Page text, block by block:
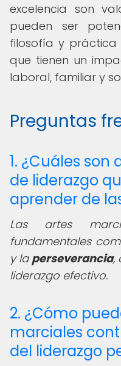
excelencia son
pueden ser
filosofía y práctica
que tienen un
laboral, familiar y
Preguntas
1. ¿Cuáles
de liderazgo
aprender de
Las artes
fundamentales
y la perseverancia,
liderazgo efectivo.
2. ¿Cómo
marciales
del liderazgo